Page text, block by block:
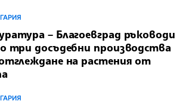
– Благоевград ръководи
три досъдебни производства
на растения от